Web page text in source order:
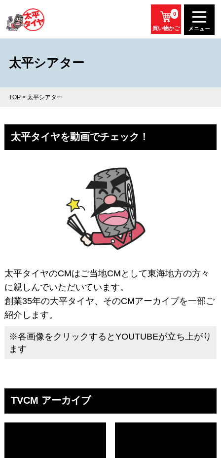
0
買い物かご
太平シアター
TOP> 太平シアター
太平タイヤを動画でチェック！
太平タイヤのCMはご当地CMとして東海地方の方々
に親しんでいただいています。
創業35年の大平タイヤ、そのCMアーカイブを一部ご
紹介します。
※各画像をクリックするとYOUTUBEが立ち上がり
ます
TVCM アーカイブ